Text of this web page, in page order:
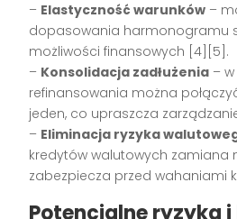
– Elastyczność warunków –
dopasowania harmonogramu
możliwości finansowych [4][5].
– Konsolidacja zadłużenia –
refinansowania można
jeden, co upraszcza
– Eliminacja ryzyka
kredytów walutowych zamiana
zabezpiecza przed wahaniami
Potencjalne ryzyka